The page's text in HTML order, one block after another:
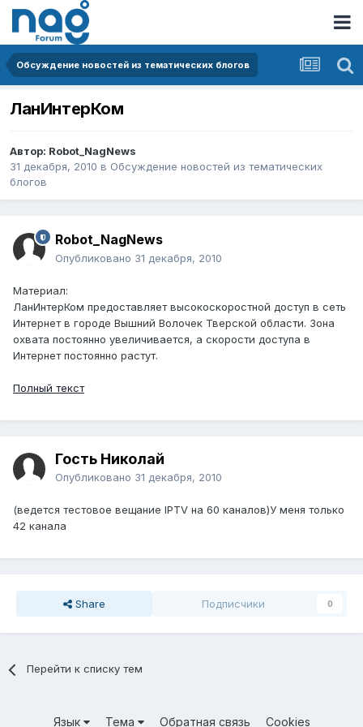
Обсуждение новостей из тематических блогов
ЛанИнтерКом
Автор: Robot_NagNews
31 декабря, 2010 в Обсуждение новостей из тематических
блогов
Robot_NagNews
Опубликовано 31 декабря, 2010
Материал:
ЛанИнтерКом предоставляет высокоскоростной доступ в сеть
Интернет в городе Вышний Волочек Тверской области. Зона
охвата постоянно увеличивается, а скорости доступа в
Интернет постоянно растут.
Полный текст
Гость Николай
Опубликовано 31 декабря, 2010
(ведется тестовое вещание IPTV на 60 каналов)У меня только
42 канала
Share Подписчики 0
Перейти к списку тем
Язык Тема Обратная связь Cookies